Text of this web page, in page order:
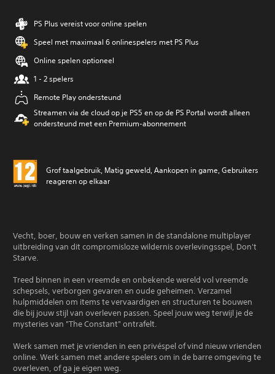
PS Plus vereist voor online spelen
Speel met maximaal 6 onlinespelers met PS Plus
Online spelen optioneel
1 - 2 spelers
Remote Play ondersteund
Streamen via de cloud op je PS5 en op de PS Portal wordt alleen
ondersteund met een Premium-abonnement
Grof taalgebruik, Matig geweld, Aankopen in game, Gebruikers
reageren op elkaar
Vecht, boer, bouw en verken samen in de standalone multiplayer
uitbreiding van dit compromisloze wildernis overlevingsspel, Don't
Starve.
Treed binnen in een vreemde en onbekende wereld vol vreemde
schepsels, verborgen gevaren en oude geheimen. Verzamel
hulpmiddelen om items te vervaardigen en structuren te bouwen
die bij jouw stijl van overleven passen. Speel jouw weg terwijl je de
mysteries van "The Constant" ontrafelt.
Werk samen met je vrienden in een privéspel of vind nieuw vrienden
online. Werk samen met andere spelers om in de barre omgeving te
overleven, of ga je eigen weg.